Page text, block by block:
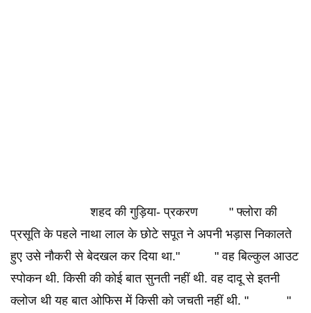
शहद की गुड़िया- प्रकरण " फ्लोरा की
प्रसूति के पहले नाथा लाल के छोटे सपूत ने अपनी भड़ास निकालते
हुए उसे नौकरी से बेदखल कर दिया था." " वह बिल्कुल आउट
स्पोकन थी. किसी की कोई बात सुनती नहीं थी. वह दादू से इतनी
क्लोज थी यह बात ओफिस में किसी को जचती नहीं थी. " "